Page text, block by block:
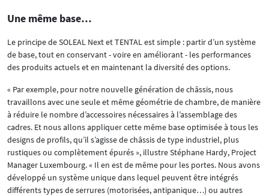
Une même base…
Le principe de SOLEAL Next et TENTAL est simple : partir d’un système
de base, tout en conservant - voire en améliorant - les performances
des produits actuels et en maintenant la diversité des options.
« Par exemple, pour notre nouvelle génération de châssis, nous
travaillons avec une seule et même géométrie de chambre, de manière
à réduire le nombre d’accessoires nécessaires à l’assemblage des
cadres. Et nous allons appliquer cette même base optimisée à tous les
designs de profils, qu’il s’agisse de châssis de type industriel, plus
rustiques ou complètement épurés », illustre Stéphane Hardy, Project
Manager Luxembourg. « Il en est de même pour les portes. Nous avons
développé un système unique dans lequel peuvent être intégrés
différents types de serrures (motorisées, antipanique…) ou autres